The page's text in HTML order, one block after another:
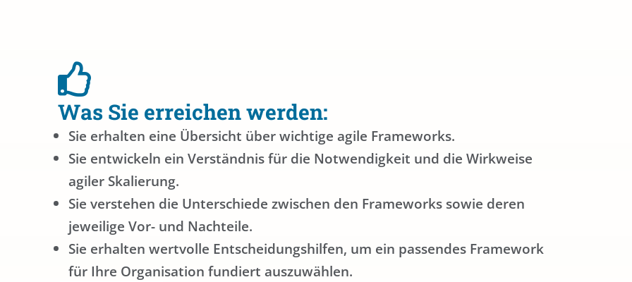
Was Sie erreichen werden:
Sie erhalten eine Übersicht über wichtige agile Frameworks.
Sie entwickeln ein Verständnis für die Notwendigkeit und die Wirkweise
agiler Skalierung.
Sie verstehen die Unterschiede zwischen den Frameworks sowie deren
jeweilige Vor- und Nachteile.
Sie erhalten wertvolle Entscheidungshilfen, um ein passendes Framework
für Ihre Organisation fundiert auszuwählen.